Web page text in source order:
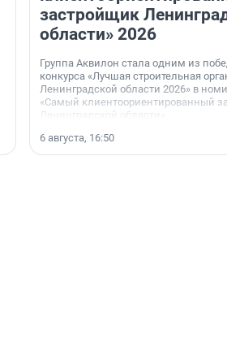
застройщик
области» 2026
Группа Аквилон стала одним из
конкурса «Лучшая строительная
Ленинградской области 2026» в
«Самый клиентоориентированный
Ленинградской области».
6 августа, 16:50